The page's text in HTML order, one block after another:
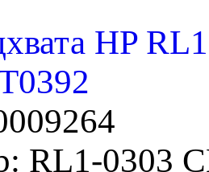
HP
RL1-0303